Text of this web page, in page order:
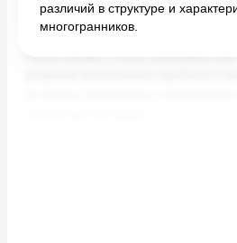
различий в структуре и
многогранников.